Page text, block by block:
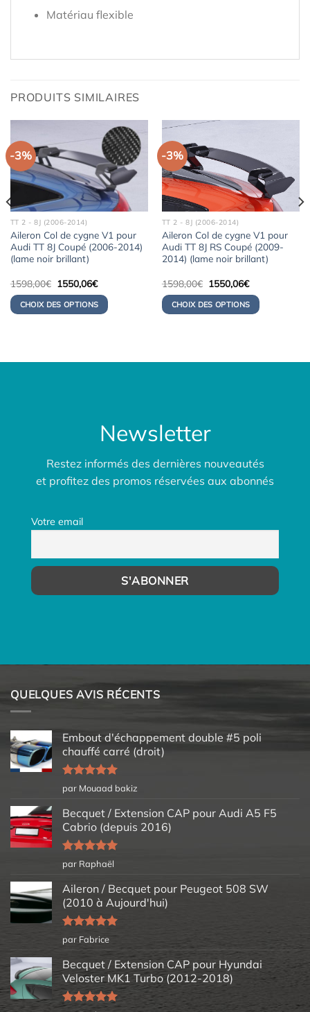
Matériau flexible
PRODUITS SIMILAIRES
-3%
TT 2 - 8J (2006-2014)
Aileron Col de cygne V1 pour
Audi TT 8J Coupé (2006-2014)
(lame noir brillant)
1598,00€ Le
prix
initial
était :
1550,06€Le
actuel
est :
CHOIX DES OPTIONS
-3%
TT 2 - 8J (2006-2014)
Aileron Col de cygne V1 pour
Audi TT 8J RS Coupé (2009-
2014) (lame noir brillant)
1598,00€ Le
prix
initial
était :
1550,06€Le
actuel
est :
CHOIX DES OPTIONS
Newsletter
Restez informés des dernières nouveautés
et profitez des promos réservées aux abonnés
Votre email
QUELQUES AVIS RÉCENTS
Embout d'échappement double #5 poli
chauffé carré (droit)
Note5sur
5
par Mouaad bakiz
Becquet / Extension CAP pour Audi A5 F5
Cabrio (depuis 2016)
Note5sur
5
par Raphaël
Aileron / Becquet pour Peugeot 508 SW
(2010 à Aujourd'hui)
Note5sur
5
par Fabrice
Becquet / Extension CAP pour Hyundai
Veloster MK1 Turbo (2012-2018)